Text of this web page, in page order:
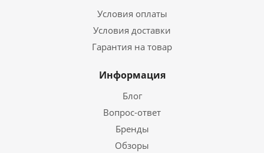
Условия оплаты
Условия доставки
Гарантия на товар
Информация
Блог
Вопрос-ответ
Бренды
Обзоры